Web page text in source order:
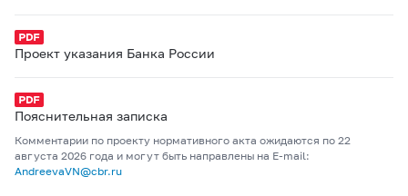
Проект указания Банка России
Пояснительная записка
Комментарии по проекту нормативного акта ожидаются по 22
августа 2026 года и могут быть направлены на E-mail:
AndreevaVN@cbr.ru